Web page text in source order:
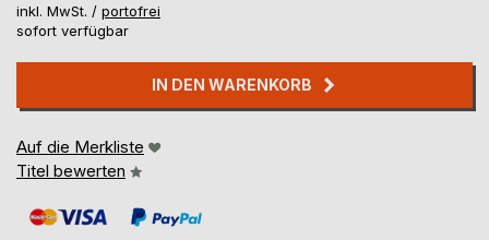
inkl. MwSt. / portofrei
sofort verfügbar
IN DEN WARENKORB
Auf die Merkliste
Titel bewerten